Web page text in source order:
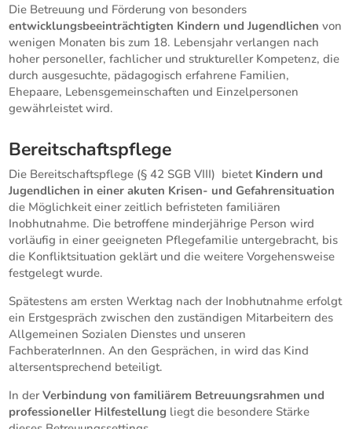
Die Betreuung und Förderung von besonders
entwicklungsbeeinträchtigten Kindern und Jugendlichen von
wenigen Monaten bis zum 18. Lebensjahr verlangen nach
hoher personeller, fachlicher und struktureller Kompetenz, die
durch ausgesuchte, pädagogisch erfahrene Familien,
Ehepaare, Lebensgemeinschaften und Einzelpersonen
gewährleistet wird.
Bereitschaftspflege
Die Bereitschaftspflege (§ 42 SGB VIII) bietet Kindern und
Jugendlichen in einer akuten Krisen- und Gefahrensituation
die Möglichkeit einer zeitlich befristeten familiären
Inobhutnahme. Die betroffene minderjährige Person wird
vorläufig in einer geeigneten Pflegefamilie untergebracht, bis
die Konfliktsituation geklärt und die weitere Vorgehensweise
festgelegt wurde.
Spätestens am ersten Werktag nach der Inobhutnahme erfolgt
ein Erstgespräch zwischen den zuständigen Mitarbeitern des
Allgemeinen Sozialen Dienstes und unseren
FachberaterInnen. An den Gesprächen, in wird das Kind
altersentsprechend beteiligt.
In derVerbindung von familiärem Betreuungsrahmen und
professioneller Hilfestellung liegt die besondere Stärke